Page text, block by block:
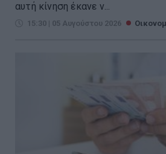
αυτή κίνηση έκανε ν...
15:30 | 05 Αυγούστου 2026